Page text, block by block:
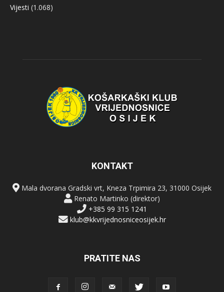
Vijesti (1.068)
KONTAKT
Mala dvorana Gradski vrt, Kneza Trpimira 23, 31000 Osijek
Renato Martinko (direktor)
+385 99 315 1241
klub@kkvrijednosniceosijek.hr
PRATITE NAS